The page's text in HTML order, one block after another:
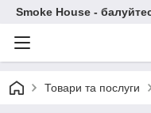
Smoke House -
Товари та послуги